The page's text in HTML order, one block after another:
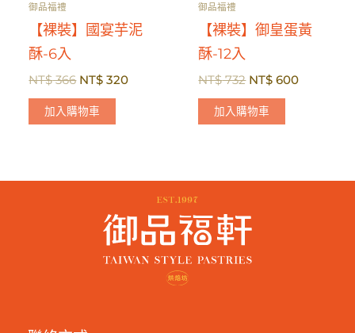
御品福禮
【裸裝】國宴芋泥
酥-6入
NT$366 原
價
格：
NT$ 320目
加入購物車
御品福禮
【裸裝】御皇蛋黃
酥-12入
NT$732 原
價
格：
NT$ 600目
加入購物車